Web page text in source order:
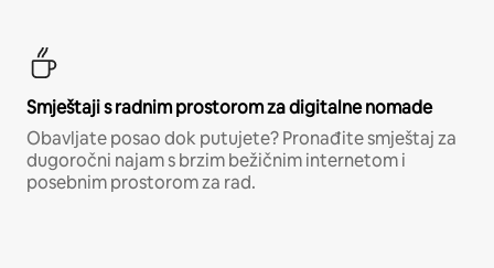
Smještaji s radnim prostorom za digitalne nomade
Obavljate posao dok putujete? Pronađite smještaj za
dugoročni najam s brzim bežičnim internetom i
posebnim prostorom za rad.